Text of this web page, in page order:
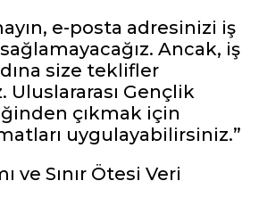
e-posta adresinizi iş
Ancak, iş
size teklifler
Gençlik
çıkmak için
uygulayabilirsiniz.”
ve Sınır Ötesi Veri